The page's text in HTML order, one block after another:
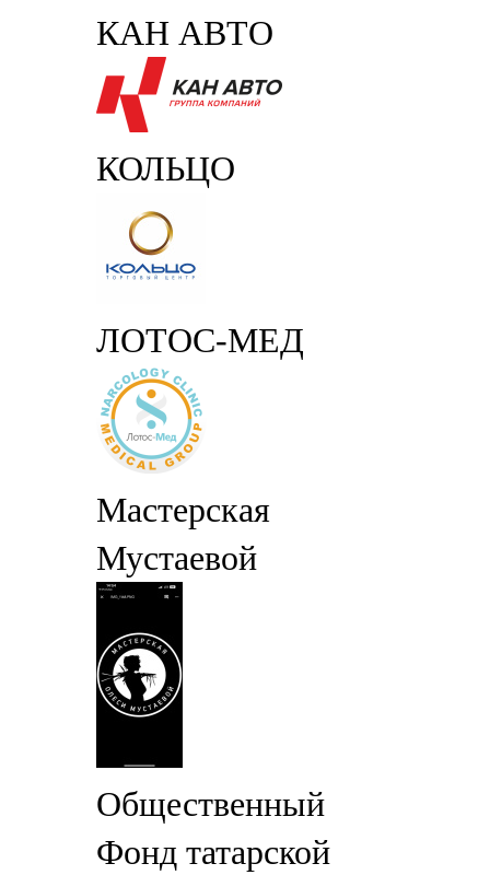
КАН АВТО
КОЛЬЦО
ЛОТОС-МЕД
Мастерская
Мустаевой
Общественный
Фонд татарской